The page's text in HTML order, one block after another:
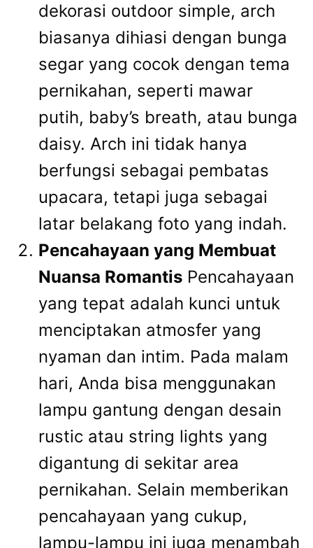
dekorasi outdoor simple, arch
biasanya dihiasi dengan bunga
segar yang cocok dengan tema
pernikahan, seperti mawar
putih, baby’s breath, atau bunga
daisy. Arch ini tidak hanya
berfungsi sebagai pembatas
upacara, tetapi juga sebagai
latar belakang foto yang indah.
Pencahayaan yang Membuat
Nuansa Romantis Pencahayaan
yang tepat adalah kunci untuk
menciptakan atmosfer yang
nyaman dan intim. Pada malam
hari, Anda bisa menggunakan
lampu gantung dengan desain
rustic atau string lights yang
digantung di sekitar area
pernikahan. Selain memberikan
pencahayaan yang cukup,
lampu-lampu ini juga menambah